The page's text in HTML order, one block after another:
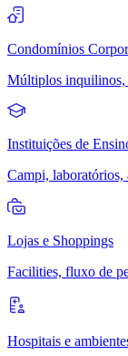
Condomínios
Múltiplos inquilinos,
Instituições de
Campi, laboratórios,
Lojas e Shoppings
Facilities, fluxo de
Hospitais e